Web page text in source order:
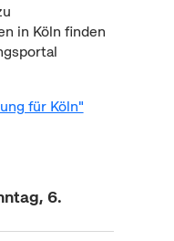
in Köln finden
für Köln"
6.